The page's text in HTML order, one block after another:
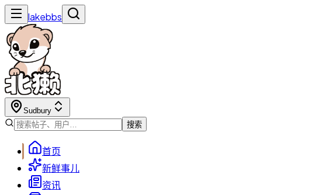
lakebbs
Sudbury
搜索
首页
新鲜事儿
资讯